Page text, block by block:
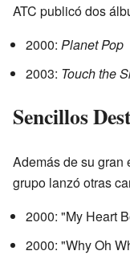
ATC publicó dos
2000: Planet Pop
2003: Touch the
Sencillos
Además de su gran
grupo lanzó otras
2000: "My Heart
2000: "Why Oh